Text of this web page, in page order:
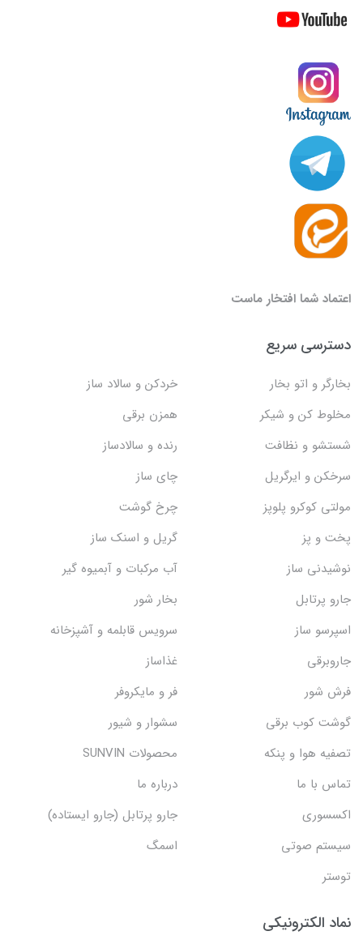
اعتماد شما افتخار ماست
دسترسی سریع
بخارگر و اتو بخار
خردکن و سالاد ساز
مخلوط کن و شیکر
همزن برقی
شستشو و نظافت
رنده و سالادساز
سرخکن و ایرگریل
چای ساز
مولتی کوکرو پلوپز
چرخ گوشت
پخت و پز
گریل و اسنک‌ ساز
نوشیدنی ساز
آب مرکبات و آبمیوه گیر
جارو پرتابل
بخار شور
اسپرسو ساز
سرویس قابلمه و آشپزخانه
جاروبرقی
غذاساز
فرش شور
فر و مایکروفر
گوشت کوب برقی
سشوار و شیور
تصفیه هوا و پنکه
محصولات SUNVIN
تماس با ما
درباره ما
اکسسوری
جارو پرتابل (جارو ایستاده)
سیستم صوتی
اسمگ
توستر
نماد الکترونیکی